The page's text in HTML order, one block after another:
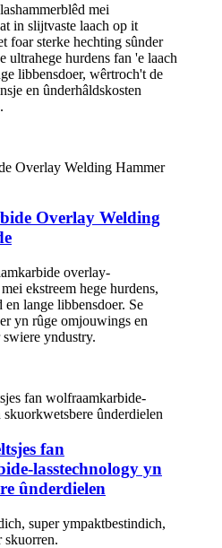
mei
in slijtvaste laach op it
foar sterke hechting sûnder
ultrahege hurdens fan 'e laach
libbensdoer, wêrtroch't de
en ûnderhâldskosten
Overlay Welding
overlay-
ekstreem hege hurdens,
en lange libbensdoer. Se
yn rûge omjouwings en
yndustry.
fan
lasstechnology yn
ûnderdielen
super ympaktbestindich,
skuorren.